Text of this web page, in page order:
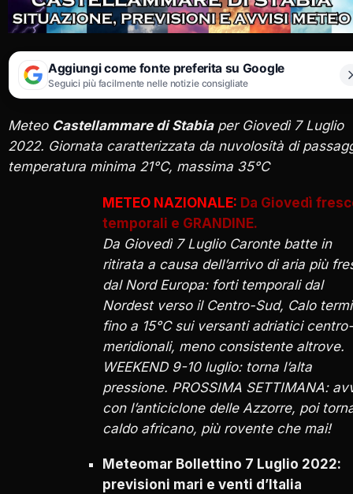
Aggiungi come fonte preferita su Google
Seguici più facilmente nelle notizie consigliate
Meteo Castellammare di Stabiaper Giovedì 7 Luglio
2022. Giornata caratterizzata da nuvolosità di
temperatura minima 21°C, massima 35°C
METEO NAZIONALE: Da Giovedì
temporali e GRANDINE.
Da Giovedì 7 Luglio Caronte batte in
ritirata a causa dell’arrivo di aria più
dal Nord Europa: forti temporali dal
Nordest verso il Centro-Sud, Calo
fino a 15°C sui versanti adriatici centro-
meridionali, meno consistente altrove.
WEEKEND 9-10 luglio: torna l’alta
pressione. PROSSIMA SETTIMANA:
con l’anticiclone delle Azzorre, poi
caldo africano, più rovente che mai!
Meteomar Bollettino 7 Luglio 2022:
previsioni mari e venti d’Italia